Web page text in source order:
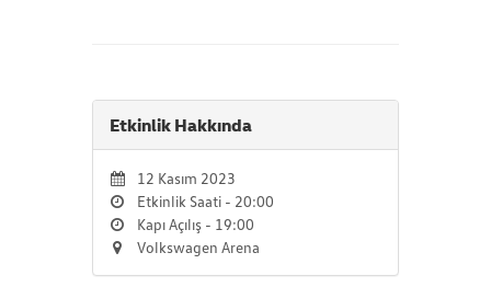
Etkinlik Hakkında
12 Kasım 2023
Etkinlik Saati - 20:00
Kapı Açılış - 19:00
Volkswagen Arena